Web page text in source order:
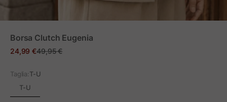
Borsa Clutch Eugenia
Prezzo in offerta
24,99 €Prezzo normale
49,95 €
Taglia:T-U
T-U